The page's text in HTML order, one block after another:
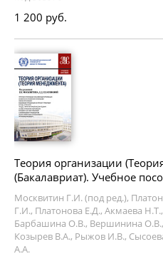
1 200 руб.
Теория организации
(Бакалавриат). Учебное
Москвитин Г.И. (под ред.),
Г.И., Платонова Е.Д., Акмаева
Барбашина О.В., Вершинина
Козырев В.А., Рыжов И.В.,
А.А.